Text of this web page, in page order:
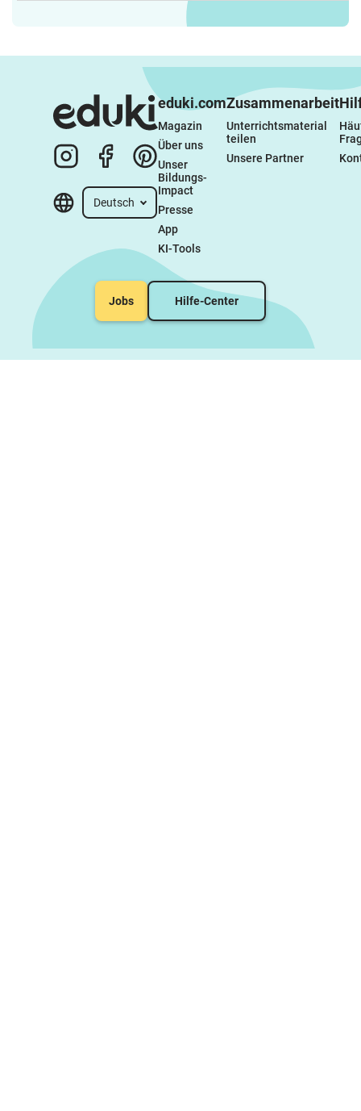
Deutsch
eduki.com
Magazin
Über uns
Unser
Bildungs-
Impact
Presse
App
KI-Tools
Zusammenarbeit
Unterrichtsmaterial
teilen
Unsere Partner
Jobs Hilfe-Center